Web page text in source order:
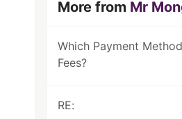
More from Mr
Which Payment
Fees?
RE: